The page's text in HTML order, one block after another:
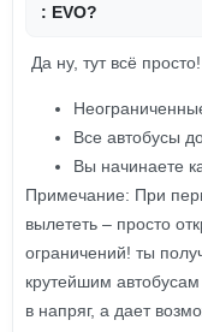
: EVO?
Да ну, тут всё
Все автобусы
Вы начинаете
Примечание: При
вылететь – просто
ограничений! ты
крутейшим
в напряг, а дает